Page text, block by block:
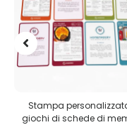
Stampa
giochi di schede di